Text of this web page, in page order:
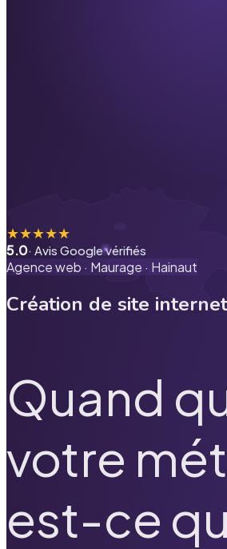
★★★★★
5.0· Avis Google vérifiés
Agence web · Maurage · Hainaut
Création de site
Quand
votre
est-ce